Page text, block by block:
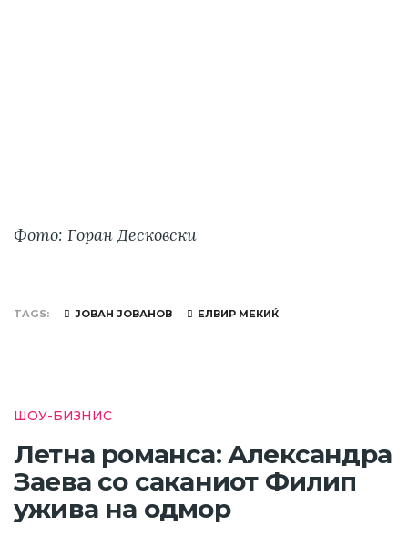
Фото: Горан Десковски
TAGS ЈОВАН ЈОВАНОВ ЕЛВИР МЕКИЌ
ШОУ-БИЗНИС
Летна романса: Александра
Заева со саканиот Филип
ужива на одмор